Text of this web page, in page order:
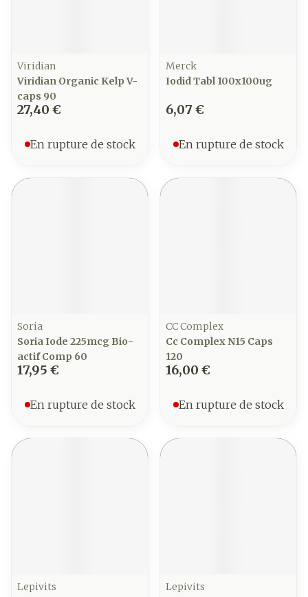
Viridian
Viridian Organic Kelp V-
caps 90
27,40 €
En rupture de stock
Merck
Iodid Tabl 100x100ug
6,07 €
En rupture de stock
Soria
Soria Iode 225mcg Bio-
actif Comp 60
17,95 €
En rupture de stock
CC Complex
Cc Complex N15 Caps
120
16,00 €
En rupture de stock
Lepivits
Lepivits